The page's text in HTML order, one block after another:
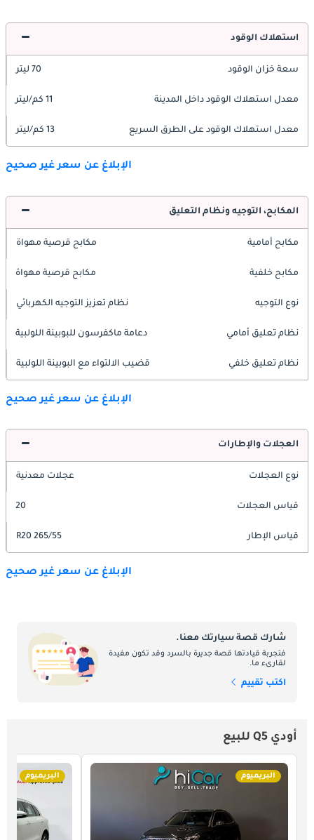
استهلاك الوقود
سعة خزان الوقود 70 ليتر
معدل استهلاك الوقود داخل المدينة 11 كم/ليتر
معدل استهلاك الوقود على الطرق السريع 13 كم/ليتر
الإبلاغ عن سعر غير صحيح
المكابح، التوجيه ونظام التعليق
مكابح أمامية مكابح قرصية مهواة
مكابح خلفية مكابح قرصية مهواة
نوع التوجيه نظام تعزيز التوجيه الكهربائي
نظام تعليق أمامي دعامة ماكفرسون للبوبينة اللولبية
نظام تعليق خلفي قضيب الالتواء مع البوبينة اللولبية
الإبلاغ عن سعر غير صحيح
العجلات والإطارات
نوع العجلات عجلات معدنية
قياس العجلات 20
قياس الإطار 265/55 R20
الإبلاغ عن سعر غير صحيح
شارك قصة سيارتك معنا.
فتجربة قيادتها قصة جديرة بالسرد وقد تكون مفيدة
لقارىء ما.
اكتب تقييم
أودي Q5 للبيع
البريميوم البريميوم